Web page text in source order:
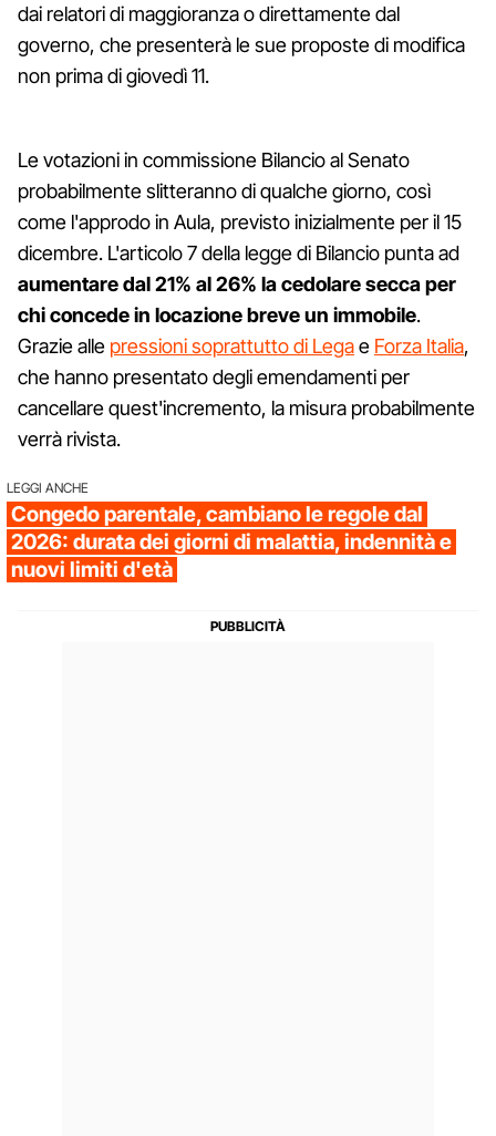
dai relatori di maggioranza o direttamente dal
governo, che presenterà le sue proposte di modifica
non prima di giovedì 11.
Le votazioni in commissione Bilancio al Senato
probabilmente slitteranno di qualche giorno, così
come l'approdo in Aula, previsto inizialmente per il 15
dicembre. L'articolo 7 della legge di Bilancio punta ad
aumentare dal 21% al 26% la cedolare secca per
chi concede in locazione breve un immobile.
Grazie alle pressioni soprattutto di Legae Forza Italia,
che hanno presentato degli emendamenti per
cancellare quest'incremento, la misura probabilmente
verrà rivista.
LEGGI ANCHE
Congedo parentale, cambiano le regole dal
2026: durata dei giorni di malattia, indennità e
nuovi limiti d'età